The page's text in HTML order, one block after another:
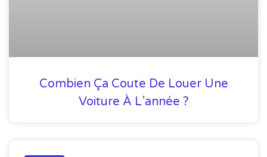
Combien Ça Coute De Louer Une
Voiture À L’année ?